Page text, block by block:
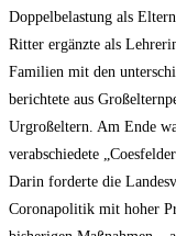
Doppelbelastung als
Ritter ergänzte als
Familien mit den
berichtete aus
Urgroßeltern. Am Ende
verabschiedete
Darin forderte die
Coronapolitik mit hoher